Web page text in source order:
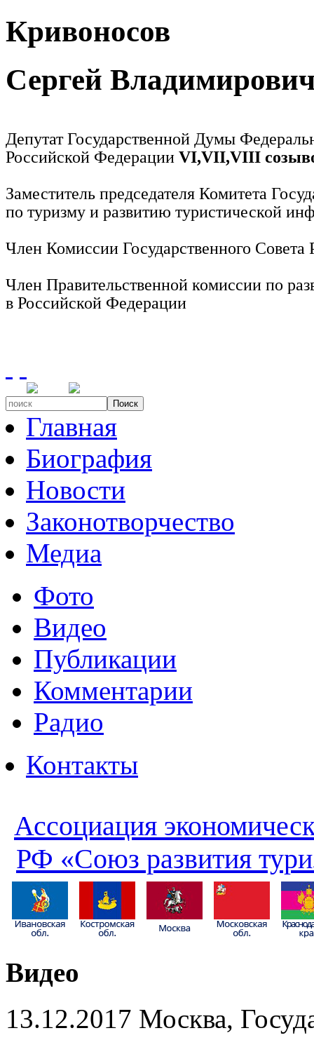
Кривоносов
Сергей
Депутат Государственной Думы
Российской Федерации VI,VII,VIII
Заместитель председателя Комитета
по туризму и развитию туристической
Член Комиссии Государственного
Член Правительственной комиссии по
в Российской Федерации
Поиск
Главная
Биография
Новости
Законотворчество
Медиа
Фото
Видео
Публикации
Комментарии
Радио
Контакты
Ассоциация
РФ «Союз развития
Видео
13.12.2017 Москва,